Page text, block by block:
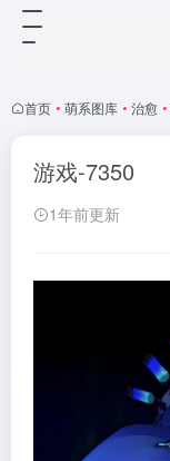
首页 • 萌系图库 • 治愈 •
游戏-7350
1年前更新